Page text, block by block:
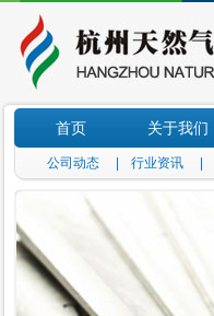
首页 关于我们
公司动态 行业资讯